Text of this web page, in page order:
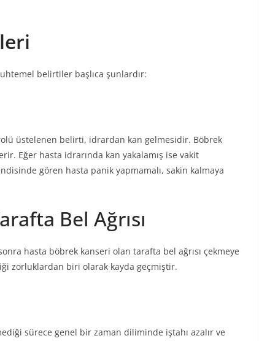
belirtiler başlıca şunlardır:
üstelenen belirti, idrardan kan gelmesidir. Böbrek
Eğer hasta idrarında kan yakalamış ise vakit
gören hasta panik yapmamalı, sakin kalmaya
Bel Ağrısı
hasta böbrek kanseri olan tarafta bel ağrısı çekmeye
zorluklardan biri olarak kayda geçmiştir.
sürece genel bir zaman diliminde iştahı azalır ve